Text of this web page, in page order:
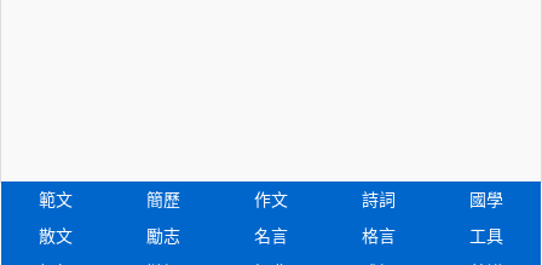
範文 簡歷 作文 詩詞
國學
散文
勵志 名言 格言
工具